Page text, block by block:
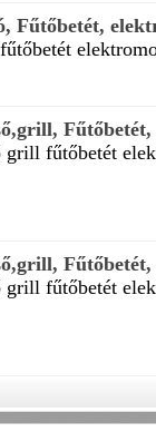
Fűtőbetét,
grill fűtőbetét
grill fűtőbetét